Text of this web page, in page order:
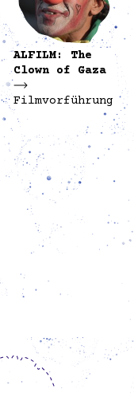
ALFILM: The
Clown of Gaza
Filmvorführung